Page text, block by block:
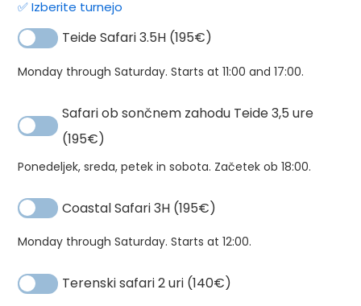
✅ Izberite turnejo
Teide Safari 3.5H (195€)
Monday through Saturday. Starts at 11:00 and 17:00.
Safari ob sončnem zahodu Teide 3,5 ure
(195€)
Ponedeljek, sreda, petek in sobota. Začetek ob 18:00.
Coastal Safari 3H (195€)
Monday through Saturday. Starts at 12:00.
Terenski safari 2 uri (140€)
Druga
možnost: